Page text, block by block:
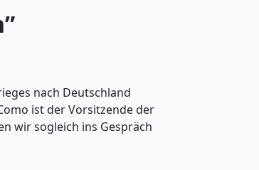
nach Deutschland
ist der Vorsitzende der
wir sogleich ins Gespräch